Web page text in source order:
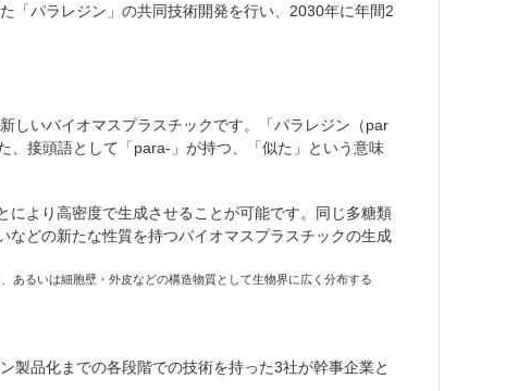
「パラレジン」の共同技術開発を行い、2030年に年間2
しいバイオマスプラスチックです。「パラレジン（par
、接頭語として「para-」が持つ、「似た」という意味
により高密度で生成させることが可能です。同じ多糖類
どの新たな性質を持つバイオマスプラスチックの生成
あるいは細胞壁・外皮などの構造物質として生物界に広く分布する
製品化までの各段階での技術を持った3社が幹事企業と